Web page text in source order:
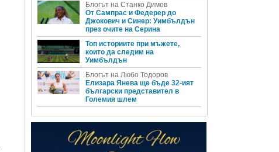
Блогът на Станко Димов
От Сампрас и Федерер до
Джокович и Синер: Уимбълдън
през очите на Серина
Топ историите при мъжете,
които да следим на
Уимбълдън
Блогът на Любо Тодоров
Елизара Янева ще бъде 32-ият
български представител в
Големия шлем